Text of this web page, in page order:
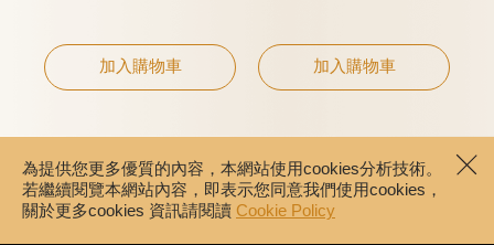
加入購物車 加入購物車
為提供您更多優質的內容，本網站使用cookies分析技術。
若繼續閱覽本網站內容，即表示您同意我們使用cookies，
關於更多cookies 資訊請閱讀 Cookie Policy